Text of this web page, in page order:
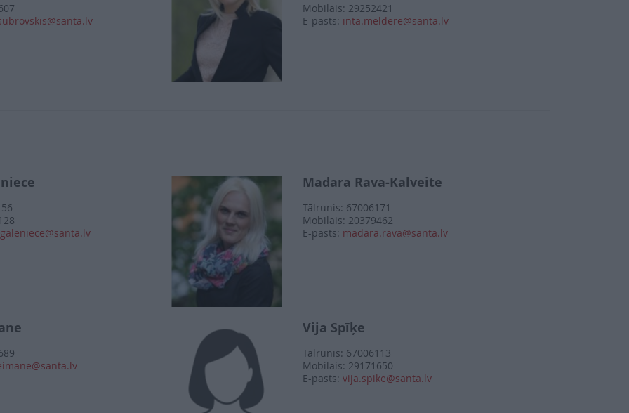
Mobilais: 29252421
E-pasts: inta.meldere@santa.lv
Madara Rava-Kalveite
Tālrunis: 67006171
Mobilais: 20379462
E-pasts: madara.rava@santa.lv
Vija Spīķe
Tālrunis: 67006113
Mobilais: 29171650
E-pasts: vija.spike@santa.lv